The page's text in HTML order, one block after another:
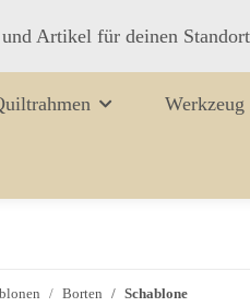
Artikel für deinen Standort
Werkzeug
Borten Schablone